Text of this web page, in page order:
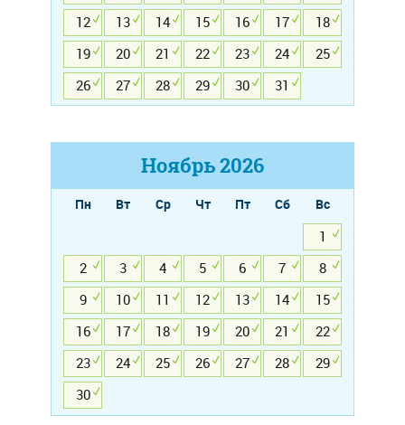
12
13 14 15 16 17
18
19
20 21 22 23 24
25
26
27 28 29 30 31
Ноябрь2026
Пн Вт Ср Чт Пт Сб
Вс
1
2
3 4 5 6 7
8
9
10 11 12 13 14
15
16
17 18 19 20 21
22
23
24 25 26 27 28
29
30